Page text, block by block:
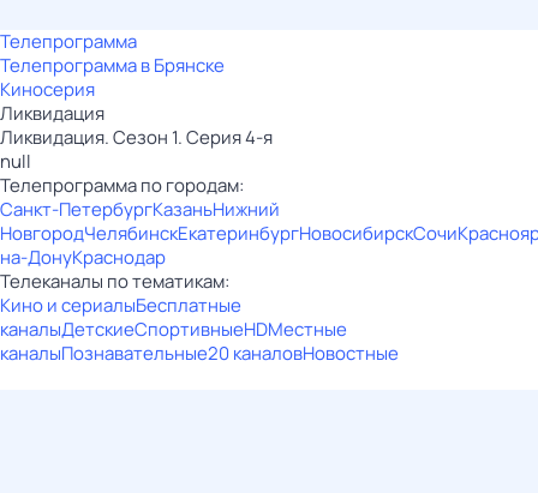
Телепрограмма
Телепрограмма в Брянске
Киносерия
Ликвидация
Ликвидация. Сезон 1. Серия 4-я
null
Телепрограмма по городам:
Санкт-ПетербургКазаньНижний
НовгородЧелябинскЕкатеринбургНовосибирскСочи
на-ДонуКраснодар
Телеканалы по тематикам:
Кино и сериалыБесплатные
каналыДетскиеСпортивныеHDМестные
каналыПознавательные20 каналовНовостные